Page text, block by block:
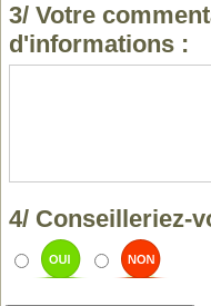
3/ Votre
d'informations :
4/ Conseilleriez-